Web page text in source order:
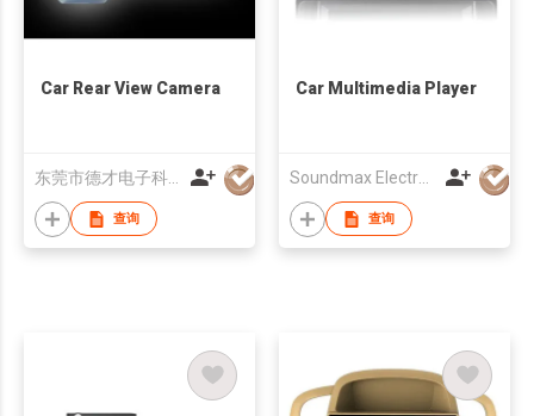
Car Rear View Camera
东莞市德才电子科技有限公司
查询
Car Multimedia Player
Soundmax Electronics Ltd
查询